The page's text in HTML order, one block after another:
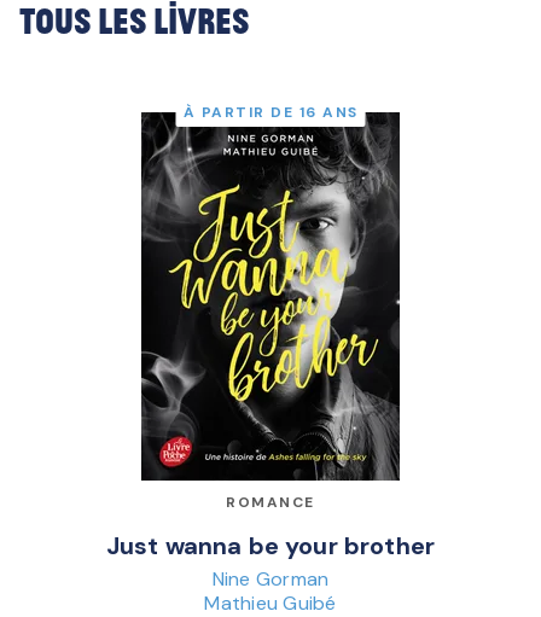
Tous les livres
À PARTIR DE 16 ANS
ROMANCE
Just wanna be your brother
Nine Gorman
Mathieu Guibé